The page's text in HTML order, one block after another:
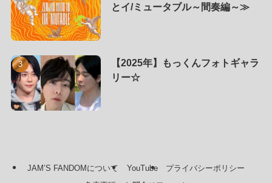
とイ/ミュータブル～間奏編～≫
【2025年】もっくんフォトギャラ
リー☆
JAM’S FANDOMについて YouTube
プライバシーポリシー